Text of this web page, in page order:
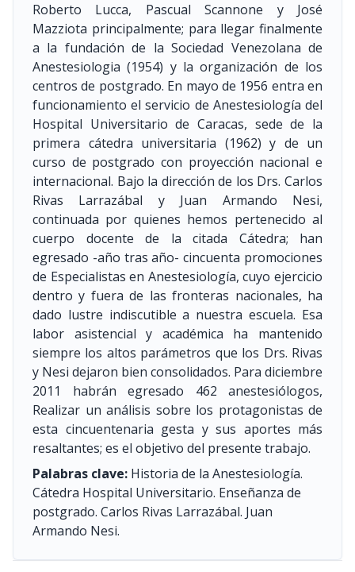
Roberto Lucca, Pascual Scannone y José
Mazziota principalmente; para llegar finalmente
a la fundación de la Sociedad Venezolana de
Anestesiologia(1954) y la organización de los
centros de postgrado. En mayo de 1956 entra en
funcionamiento el servicio de Anestesiología del
Hospital Universitario de Caracas, sede de la
primera cátedra universitaria (1962) y de un
curso de postgrado con proyección nacional e
internacional. Bajo la dirección de los Drs. Carlos
Rivas Larrazábal y Juan Armando Nesi,
continuada por quienes hemos pertenecido al
cuerpo docente de la citada Cátedra; han
egresado -año tras año- cincuenta promociones
de Especialistas en Anestesiología, cuyo ejercicio
dentro y fuera de las fronteras nacionales, ha
dado lustre indiscutible a nuestra escuela. Esa
labor asistencial y académica ha mantenido
siempre los altos parámetros que los Drs. Rivas
y Nesi dejaron bien consolidados. Para diciembre
2011 habrán egresado 462 anestesiólogos,
Realizar un análisis sobre los protagonistas de
esta cincuentenaria gesta y sus aportes más
resaltantes; es el objetivo del presente trabajo.
Palabras clave: Historia de la Anestesiología.
Cátedra Hospital Universitario. Enseñanza de
postgrado. Carlos Rivas Larrazábal. Juan
Armando Nesi.